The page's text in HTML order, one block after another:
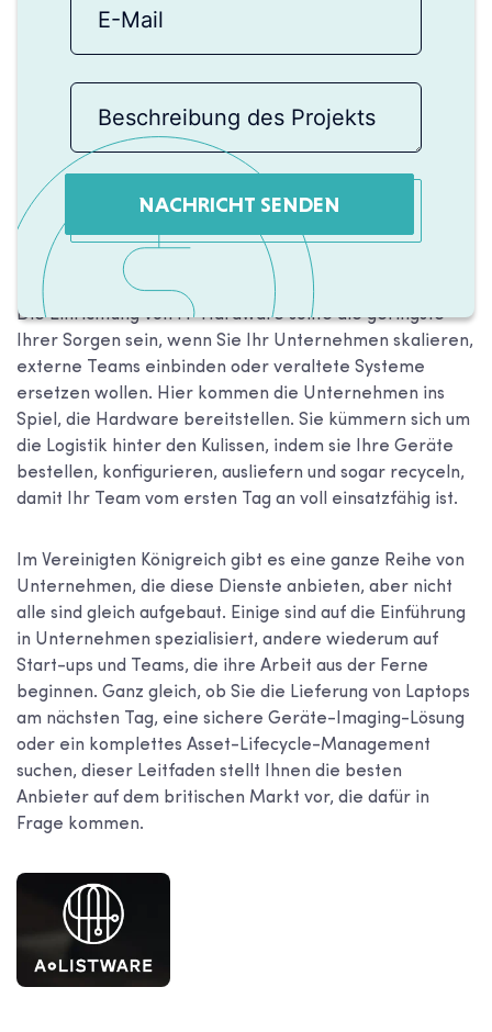
NACHRICHT SENDEN
Die Einrichtung von IT-Hardware sollte die geringste
Ihrer Sorgen sein, wenn Sie Ihr Unternehmen skalieren,
externe Teams einbinden oder veraltete Systeme
ersetzen wollen. Hier kommen die Unternehmen ins
Spiel, die Hardware bereitstellen. Sie kümmern sich um
die Logistik hinter den Kulissen, indem sie Ihre Geräte
bestellen, konfigurieren, ausliefern und sogar recyceln,
damit Ihr Team vom ersten Tag an voll einsatzfähig ist.
Im Vereinigten Königreich gibt es eine ganze Reihe von
Unternehmen, die diese Dienste anbieten, aber nicht
alle sind gleich aufgebaut. Einige sind auf die Einführung
in Unternehmen spezialisiert, andere wiederum auf
Start-ups und Teams, die ihre Arbeit aus der Ferne
beginnen. Ganz gleich, ob Sie die Lieferung von Laptops
am nächsten Tag, eine sichere Geräte-Imaging-Lösung
oder ein komplettes Asset-Lifecycle-Management
suchen, dieser Leitfaden stellt Ihnen die besten
Anbieter auf dem britischen Markt vor, die dafür in
Frage kommen.